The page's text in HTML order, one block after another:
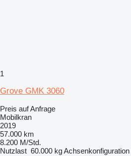
1
Grove GMK 3060
Preis auf Anfrage
Mobilkran
2019
57.000 km
8.200 M/Std.
Nutzlast 60.000 kgAchsenkonfiguration